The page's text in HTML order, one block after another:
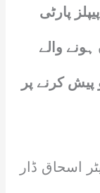
پارٹی
والے
10 جون کو پیش کرنے پر
اسحاق ڈار